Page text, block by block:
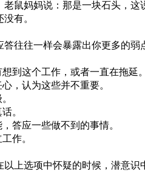
老鼠妈妈说：那是一块石头，这
有。
答往往一样会暴露出你更多的弱
想到这个工作，或者一直在拖延
，认为这些并不重要。
。
答应一些做不到的事情。
作。
以上选项中怀疑的时候，潜意识